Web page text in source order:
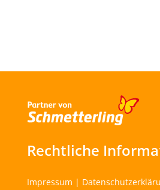
Rechtliche
Impressum |